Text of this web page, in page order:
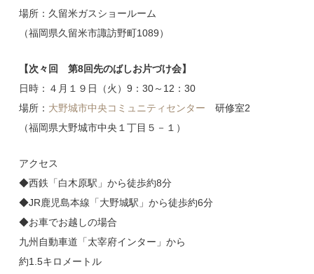
場所：久留米ガスショールーム
（福岡県久留米市諏訪野町1089）
【次々回 第8回先のばしお片づけ会】
日時：４月１９日（火）9：30～12：30
場所： 大野城市中央コミュニティセンター 研修室2
（福岡県大野城市中央１丁目５－１）
アクセス
◆西鉄「白木原駅」から徒歩約8分
◆JR鹿児島本線「大野城駅」から徒歩約6分
◆お車でお越しの場合
九州自動車道「太宰府インター」から
約1.5キロメートル